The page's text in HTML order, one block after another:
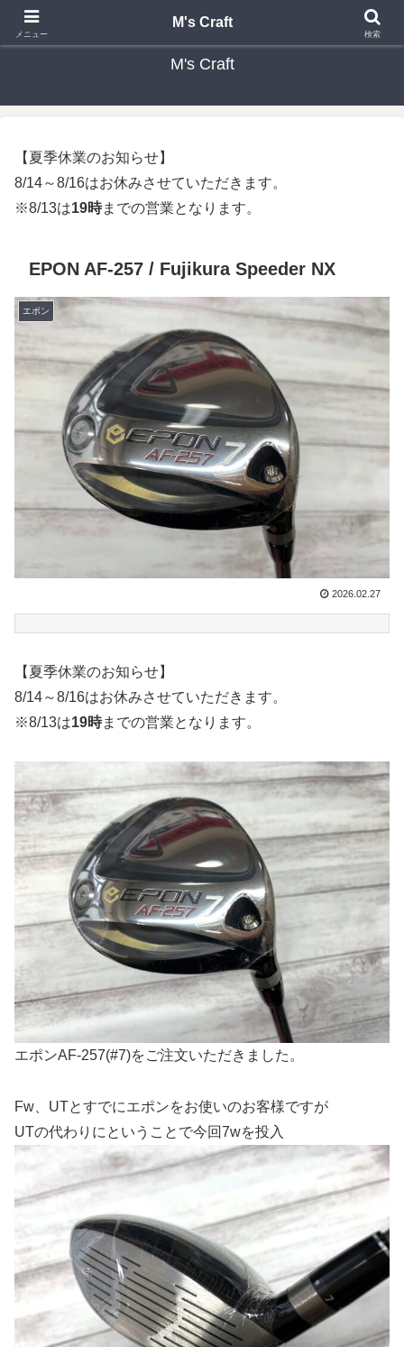
カスタムクラブ・リシャフト・修理 専門店 ゴルフ工房 エムズクラフト
M's Craft
【夏季休業のお知らせ】
8/14～8/16はお休みさせていただきます。
※8/13は19時までの営業となります。
EPON AF-257 / Fujikura Speeder NX
エポン
2026.02.27
【夏季休業のお知らせ】
8/14～8/16はお休みさせていただきます。
※8/13は19時までの営業となります。
エポンAF-257(#7)をご注文いただきました。
Fw、UTとすでにエポンをお使いのお客様ですが
UTの代わりにということで今回7wを投入
メニュー
M's Craft
検索